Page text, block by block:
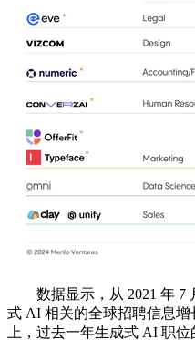
数据显示，从 2021 年 7
式 AI 相关的全球招聘信息增
上，过去一年生成式 AI 职